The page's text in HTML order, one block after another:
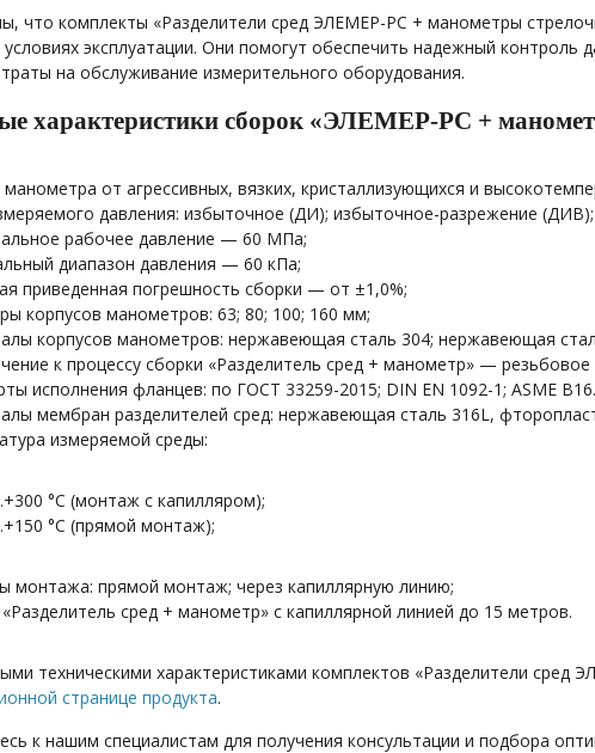
что комплекты «Разделители сред ЭЛЕМЕР-РС + манометры
эксплуатации. Они помогут обеспечить надежный контроль
на обслуживание измерительного оборудования.
характеристики сборок «ЭЛЕМЕР-РС +
от агрессивных, вязких, кристаллизующихся и
давления: избыточное (ДИ); избыточное-разрежение (ДИВ);
рабочее давление — 60 МПа;
диапазон давления — 60 кПа;
приведенная погрешность сборки — от ±1,0%;
корпусов манометров: 63; 80; 100; 160 мм;
корпусов манометров: нержавеющая сталь 304; нержавеющая
к процессу сборки «Разделитель сред + манометр» —
исполнения фланцев: по ГОСТ 33259-2015; DIN EN 1092-1; ASME
мембран разделителей сред: нержавеющая сталь 316L,
измеряемой среды:
°С (монтаж с капилляром);
°С (прямой монтаж);
монтажа: прямой монтаж; через капиллярную линию;
сред + манометр» с капиллярной линией до 15 метров.
техническими характеристиками комплектов «Разделители
странице продукта.
к нашим специалистам для получения консультации и подбора